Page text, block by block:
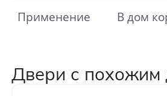
Применение В дом
Двери с похожим